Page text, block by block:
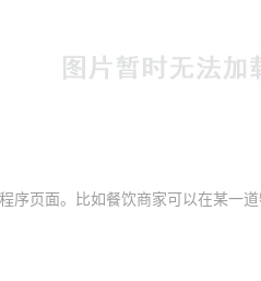
序页面。比如餐饮商家可以在某一